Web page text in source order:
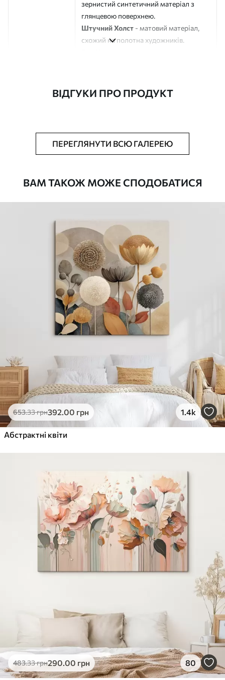
зернистий синтетичний матеріал з
глянцевою поверхнею.
Штучний Холст - матовий матеріал,
схожий на полотна художників.
Додатково Можна додати лакове покриття.
Від290.00грн
Яскраві, насичені кольори
Стійкість до вицвітання
Безпечне чорнило без запаху
Поверхня з текстурою полотна
Екологічний матеріал
грн
Яскраві, насичені кольори
Стійкість до вицвітання
✓ Поверхня з текстурою полотна
✗ Екологічний матеріал
Еко-Преміум
.00грн
✓Яскраві, насичені кольори
Поверхня з текстурою полотна
Екологічний матеріал
ВІДГУКИ ПРО ПРОДУКТ
ПЕРЕГЛЯНУТИ ВСЮ ГАЛЕРЕЮ
ВАМ ТАКОЖ МОЖЕ СПОДОБАТИСЯ
653.33грн392.00 грн 1.4k
Абстрактні квіти
483.33грн290.00 грн 80